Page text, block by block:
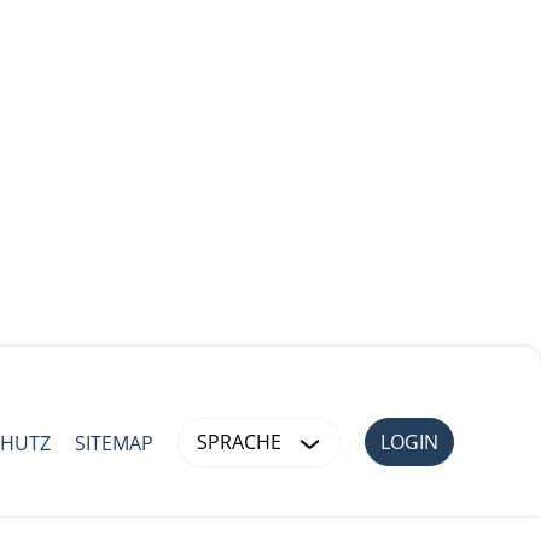
SITEMAP SPRACHE LOGIN